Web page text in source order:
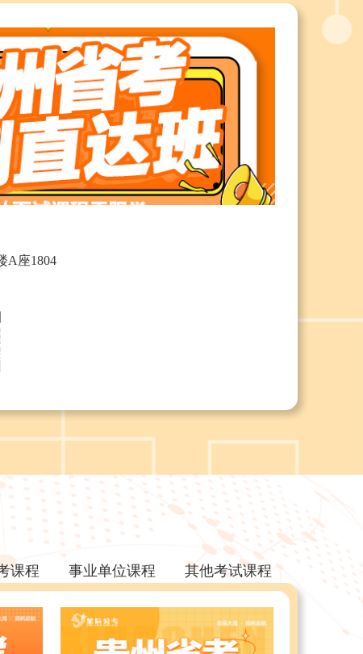
A座1804
课程 事业单位课程 其他考试课程